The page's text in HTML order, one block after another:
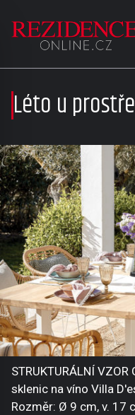
Léto u
STRUKTURÁLNÍ
sklenic na víno Villa
Rozměr: Ø 9 cm, v. 17